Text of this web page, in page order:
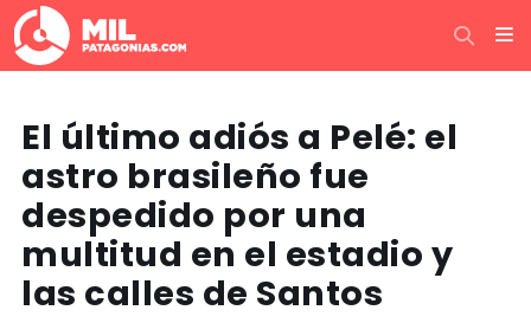
El último adiós a Pelé: el
astro brasileño fue
despedido por una
multitud en el estadio y
las calles de Santos